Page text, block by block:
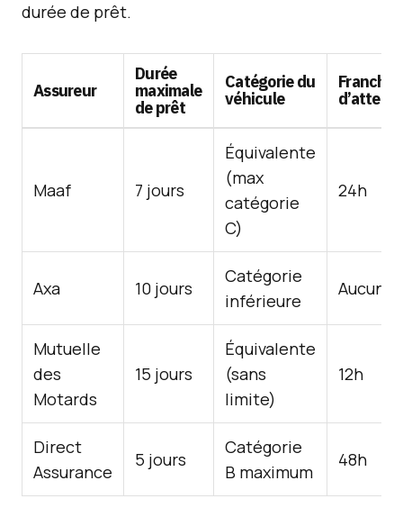
durée de prêt.
Assureur
Durée
maximale
de prêt
Catégorie du
véhicule
Maaf 7 jours
Équivalente
(max
catégorie
C)
24h
Axa 10 jours
Catégorie
inférieure
Aucune
Mutuelle
des
Motards
15 jours
Équivalente
(sans
limite)
12h
Direct
Assurance
5 jours
Catégorie
B maximum
48h